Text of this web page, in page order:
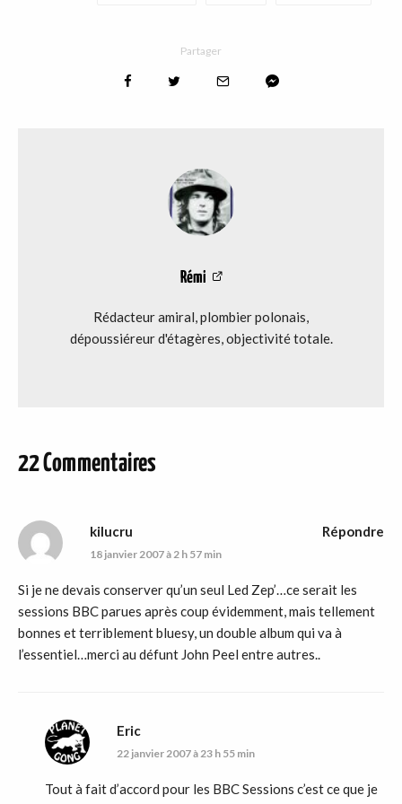
Partager
Rémi
Rédacteur amiral, plombier polonais,
dépoussiéreur d'étagères, objectivité totale.
22 Commentaires
kilucru
18 janvier 2007 à 2 h 57 min
Si je ne devais conserver qu’un seul Led Zep’…ce serait les
sessions BBC parues après coup évidemment, mais tellement
bonnes et terriblement bluesy, un double album qui va à
l’essentiel…merci au défunt John Peel entre autres..
Répondre
Eric
22 janvier 2007 à 23 h 55 min
Tout à fait d’accord pour les BBC Sessions c’est ce que je